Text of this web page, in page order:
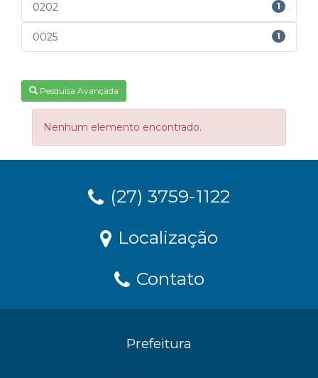
0202 1
0025 1
Pesquisa Avançada
Nenhum elemento encontrado.
(27) 3759-1122
Localização
Contato
Prefeitura